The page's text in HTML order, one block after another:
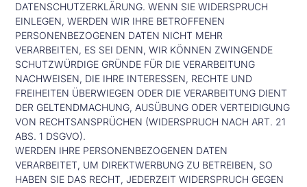
DATENSCHUTZERKLÄRUNG. WENN SIE WIDERSPRUCH
EINLEGEN, WERDEN WIR IHRE BETROFFENEN
PERSONENBEZOGENEN DATEN NICHT MEHR
VERARBEITEN, ES SEI DENN, WIR KÖNNEN ZWINGENDE
SCHUTZWÜRDIGE GRÜNDE FÜR DIE VERARBEITUNG
NACHWEISEN, DIE IHRE INTERESSEN, RECHTE UND
FREIHEITEN ÜBERWIEGEN ODER DIE VERARBEITUNG DIENT
DER GELTENDMACHUNG, AUSÜBUNG ODER VERTEIDIGUNG
VON RECHTSANSPRÜCHEN (WIDERSPRUCH NACH ART. 21
ABS. 1 DSGVO).
WERDEN IHRE PERSONENBEZOGENEN DATEN
VERARBEITET, UM DIREKTWERBUNG ZU BETREIBEN, SO
HABEN SIE DAS RECHT, JEDERZEIT WIDERSPRUCH GEGEN